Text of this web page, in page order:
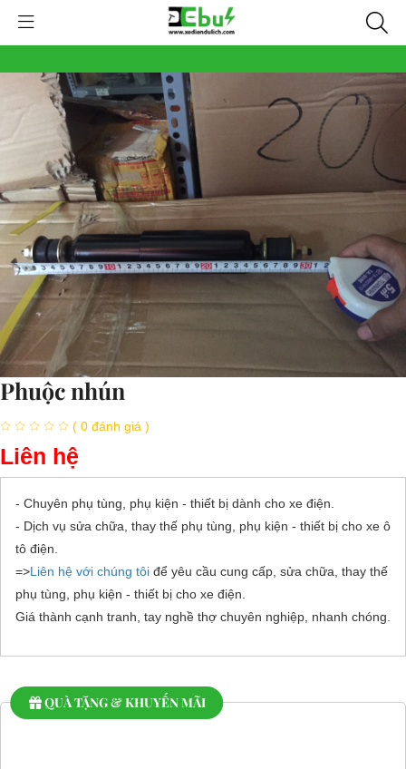
Phuộc nhún
( 0 đánh giá )
Liên hệ
- Chuyên phụ tùng, phụ kiện - thiết bị dành cho xe điện.
- Dịch vụ sửa chữa, thay thế phụ tùng, phụ kiện - thiết bị cho xe ô
tô điện.
=>Liên hệ với chúng tôi để yêu cầu cung cấp, sửa chữa, thay thế
phụ tùng, phụ kiện - thiết bị cho xe điện.
Giá thành cạnh tranh, tay nghề thợ chuyên nghiệp, nhanh chóng.
QUÀ TẶNG & KHUYẾN MÃI